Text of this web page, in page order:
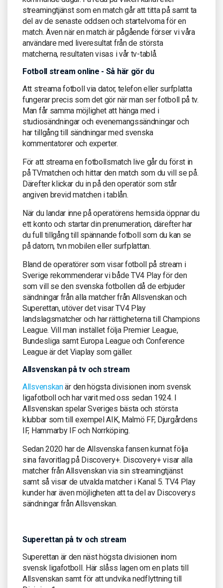
streamingtjänst som en match går att titta på samt ta
del av de senaste oddsen och startelvorna för en
match. Även när en match är pågående förser vi våra
användare med liveresultat från de största
matcherna, resultaten visas i vår tv-tablå.
Fotboll stream online - Så här gör du
Att streama fotboll via dator, telefon eller surfplatta
fungerar precis som det gör när man ser fotboll på tv.
Man får samma möjlighet att hänga med i
studiosändningar och evenemangssändningar och
har tillgång till sändningar med svenska
kommentatorer och experter.
För att streama en fotbollsmatch live går du först in
på TVmatchen och hittar den match som du vill se på.
Därefter klickar du in på den operatör som står
angiven brevid matchen i tablån.
När du landar inne på operatörens hemsida öppnar du
ett konto och startar din prenumeration, därefter har
du full tillgång till spännande fotboll som du kan se
på datorn, tvn mobilen eller surfplattan.
Bland de operatörer som visar fotboll på stream i
Sverige rekommenderar vi både TV4 Play för den
som vill se den svenska fotbollen då de erbjuder
sändningar från alla matcher från Allsvenskan och
Superettan, utöver det visar TV4 Play
landslagsmatcher och har rättigheterna till Champions
League. Vill man instället följa Premier League,
Bundesliga samt Europa League och Conference
League är det Viaplay som gäller.
Allsvenskan på tv och stream
Allsvenskanär den högsta divisionen inom svensk
ligafotboll och har varit med oss sedan 1924. I
Allsvenskan spelar Sveriges bästa och största
klubbar som till exempel AIK, Malmö FF, Djurgårdens
IF, Hammarby IF och Norrköping.
Sedan 2020 har de Allsvenska fansen kunnat följa
sina favoritlag på Discovery+. Discovery+ visar alla
matcher från Allsvenskan via sin streamingtjänst
samt så visar de utvalda matcher i Kanal 5. TV4 Play
kunder har även möjligheten att ta del av Discoverys
sändningar från Allsvenskan.
Superettan på tv och stream
Superettan är den näst högsta divisionen inom
svensk ligafotboll. Här slåss lagen om en plats till
Allsvenskan samt för att undvika nedflyttning till